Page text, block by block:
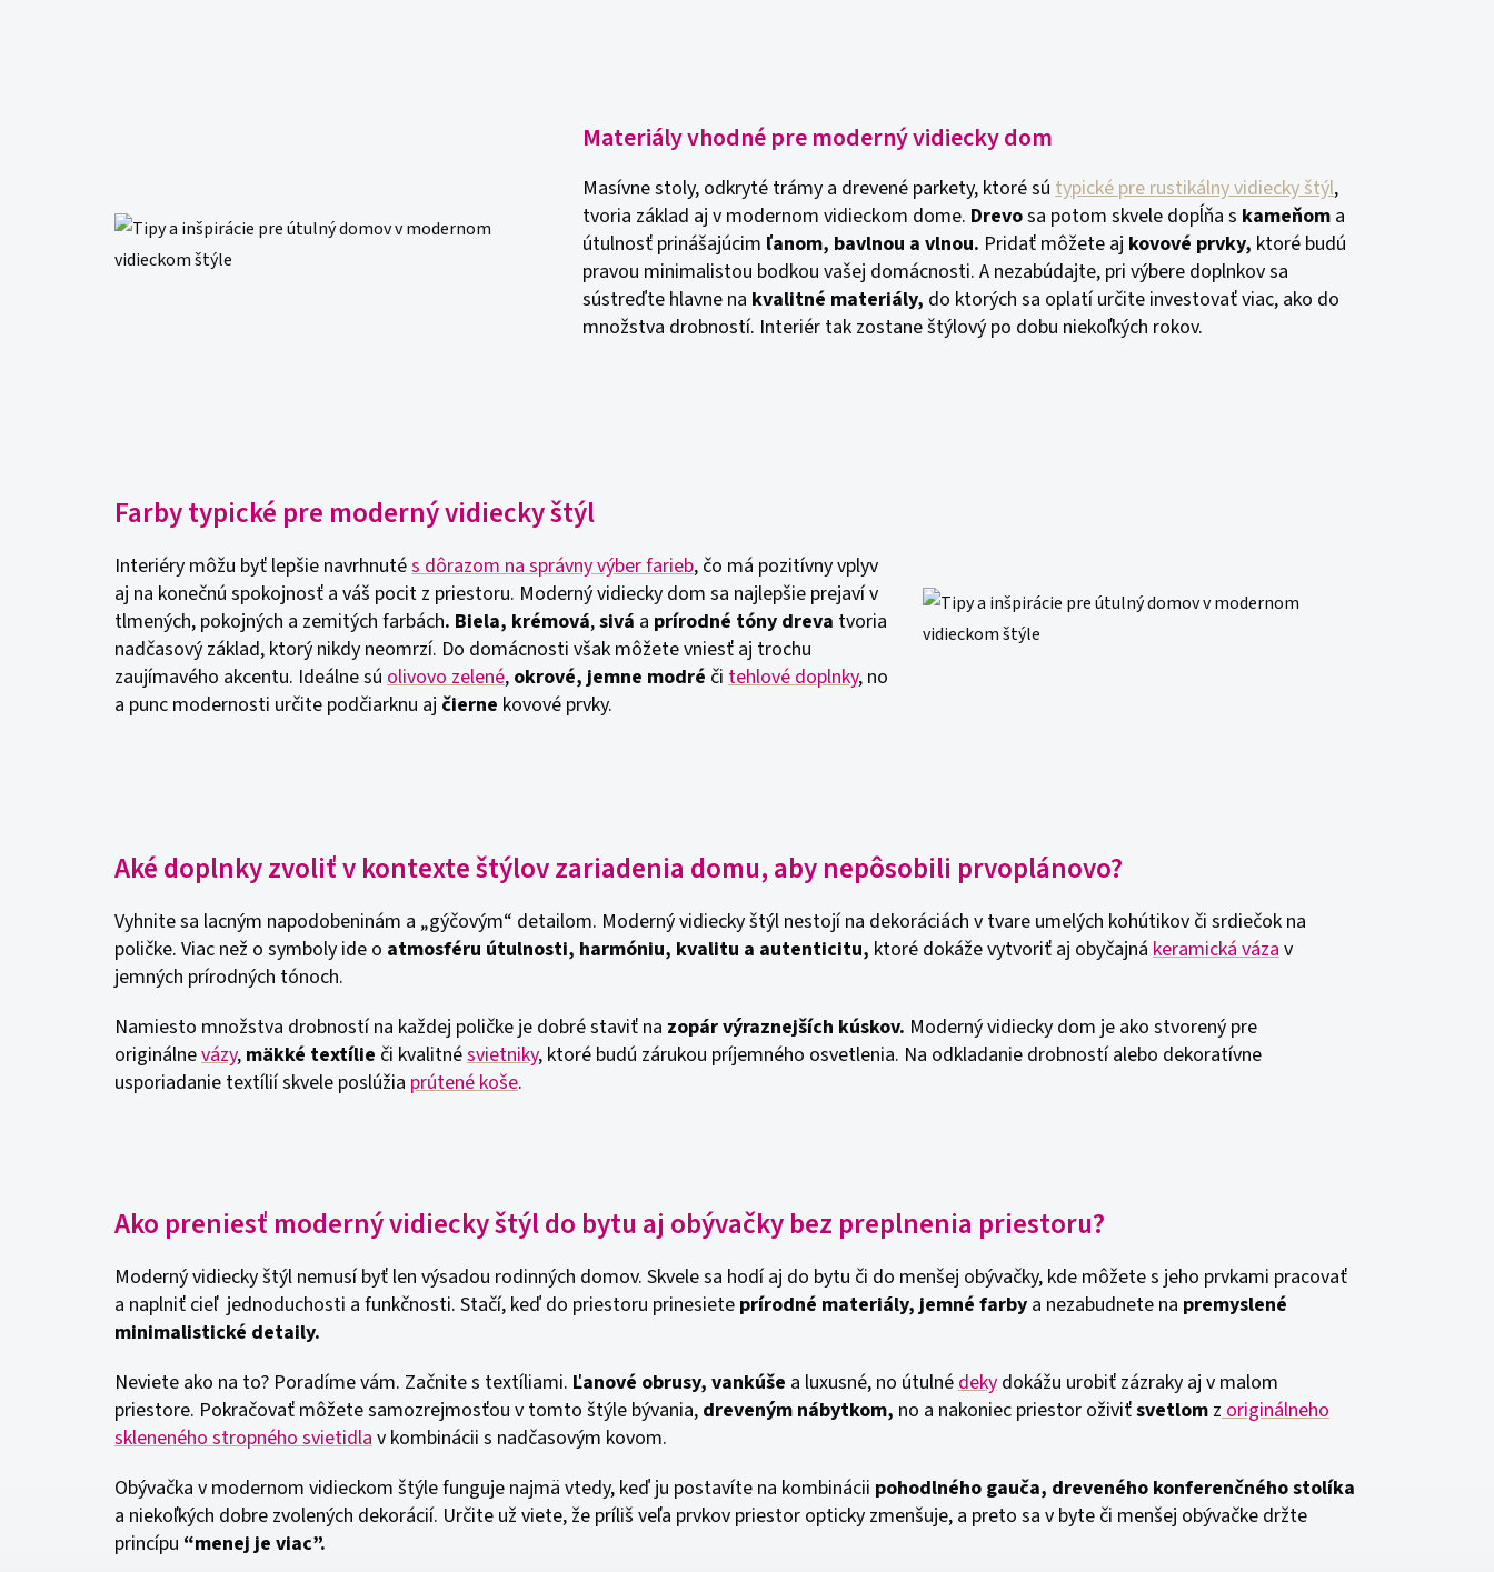
Materiály vhodné pre moderný vidiecky dom
Masívne stoly, odkryté trámy a drevené parkety, ktoré sú typické pre rustikálny vidiecky štýl,
tvoria základ aj v modernom vidieckom dome. Drevosa potom skvele dopĺňa s kameňom a
útulnosť prinášajúcim ľanom, bavlnou a vlnou. Pridať môžete aj kovové prvky, ktoré budú
pravou minimalistou bodkou vašej domácnosti. A nezabúdajte, pri výbere doplnkov sa
sústreďte hlavne na kvalitné materiály, do ktorých sa oplatí určite investovať viac, ako do
množstva drobností. Interiér tak zostane štýlový po dobu niekoľkých rokov.
Farby typické pre moderný vidiecky štýl
Interiéry môžu byť lepšie navrhnutés dôrazom na správny výber farieb, čo má pozitívny vplyv
aj na konečnú spokojnosť a váš pocit z priestoru. Moderný vidiecky dom sa najlepšie prejaví v
tlmených, pokojných a zemitých farbách. Biela, krémová,sivá a prírodné tóny dreva tvoria
nadčasový základ, ktorý nikdy neomrzí. Do domácnosti však môžete vniesť aj trochu
zaujímavého akcentu. Ideálne sú olivovo zelené, okrové, jemne modré či tehlové doplnky, no
a punc modernosti určite podčiarknu aj čierne kovové prvky.
Aké doplnky zvoliť v kontexte štýlov zariadenia domu, aby nepôsobili prvoplánovo?
Vyhnite sa lacným napodobeninám a „gýčovým“ detailom. Moderný vidiecky štýl nestojí na dekoráciách v tvare umelých kohútikov či srdiečok na
poličke. Viac než o symboly ide o atmosféru útulnosti, harmóniu, kvalitu a autenticitu, ktoré dokáže vytvoriť aj obyčajná keramická vázav
jemných prírodných tónoch.
Namiesto množstva drobností na každej poličke je dobré staviť na zopár výraznejších kúskov. Moderný vidiecky dom je ako stvorený pre
originálnevázy, mäkké textílie či kvalitnésvietniky, ktoré budú zárukou príjemného osvetlenia. Na odkladanie drobností alebo dekoratívne
usporiadanie textílií skvele poslúžia prútené koše.
Ako preniesť moderný vidiecky štýl do bytu aj obývačky bez preplnenia priestoru?
Moderný vidiecky štýl nemusí byť len výsadou rodinných domov. Skvele sa hodí aj do bytu či do menšej obývačky, kde môžete s jeho prvkami pracovať
a naplniť cieľ jednoduchosti a funkčnosti. Stačí, keď do priestoru prinesiete prírodné materiály, jemné farby a nezabudnete na premyslené
minimalistické detaily.
Neviete ako na to? Poradíme vám. Začnite s textíliami. Ľanové obrusy, vankúše a luxusné, no útulnédeky dokážu urobiť zázraky aj v malom
priestore. Pokračovať môžete samozrejmosťou v tomto štýle bývania, dreveným nábytkom, no a nakoniec priestor oživiťsvetlom z originálneho
skleneného stropného svietidlav kombinácii s nadčasovým kovom.
Obývačka v modernom vidieckom štýle funguje najmä vtedy, keď ju postavíte na kombinácii pohodlného gauča, dreveného konferenčného stolíka
a niekoľkých dobre zvolených dekorácií. Určite už viete, že príliš veľa prvkov priestor opticky zmenšuje, a preto sa v byte či menšej obývačke držte
princípu “menej je viac”.